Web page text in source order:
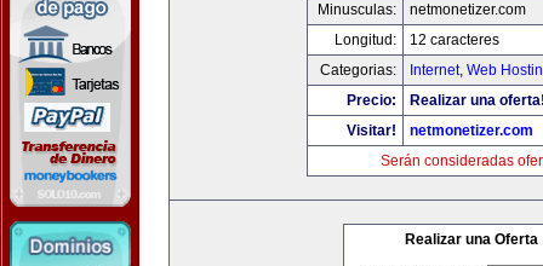
Minusculas:
netmonetizer.com
Longitud:
12 caracteres
Categorias:
Internet, Web
Precio:
Realizar una
Visitar!
netmonetizer.com
Serán consideradas
Realizar una Oferta